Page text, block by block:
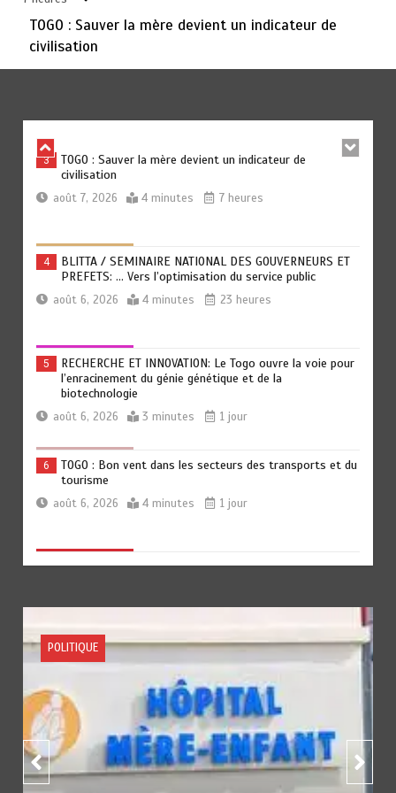
TOGO : Sauver la mère devient un indicateur de
civilisation
d’avoir une Feuille de route
3
TOGO : Sauver la mère devient un indicateur de
civilisation
août 7, 2026 4 minutes 7 heures
4
BLITTA / SEMINAIRE NATIONAL DES GOUVERNEURS ET
PREFETS: … Vers l’optimisation du service public
août 6, 2026 4 minutes 23 heures
5
RECHERCHE ET INNOVATION: Le Togo ouvre la voie pour
l’enracinement du génie génétique et de la
biotechnologie
août 6, 2026 3 minutes 1 jour
6
TOGO : Bon vent dans les secteurs des transports et du
tourisme
août 6, 2026 4 minutes 1 jour
1
RODRI AU BARÇA PLUTOT QU’AU REAL MADRID : Les
août 7, 2026 5 minutes 7 heures
TRANSFORMATION SOCIALE : L’importance pour le Togo
d’avoir une Feuille de route
août 7, 2026 5 minutes 7 heures
3
TOGO : Sauver la mère devient un indicateur de
ACTUALITE FOOTBALL SPORTS